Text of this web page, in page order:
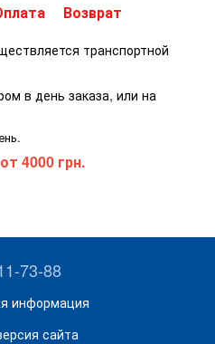
Возврат
транспортной
в день заказа, или на
от 4000 грн.
73-88
информация
сайта